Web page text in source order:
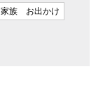
家族 お出かけ